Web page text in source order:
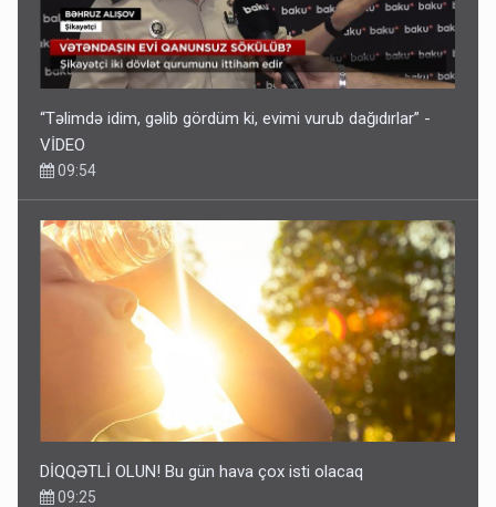
“Təlimdə idim, gəlib gördüm ki, evimi vurub dağıdırlar” -
VİDEO
09:54
DİQQƏTLİ OLUN! Bu gün hava çox isti olacaq
09:25